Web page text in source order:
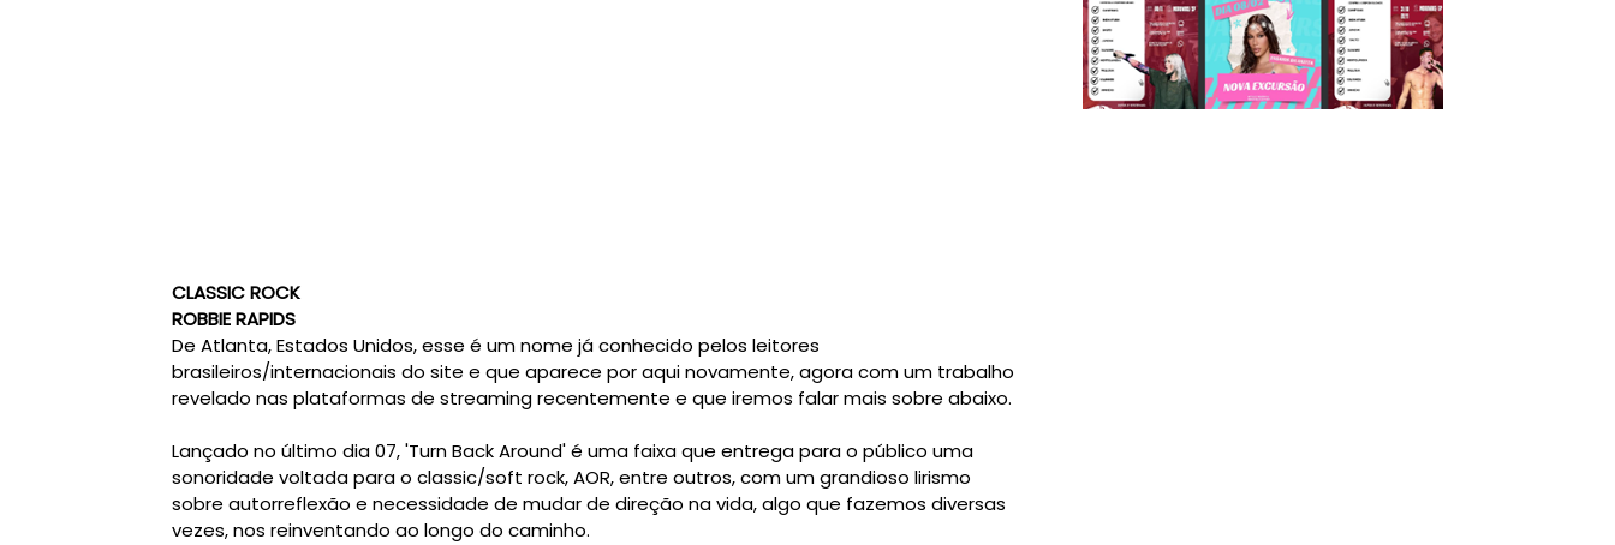
CLASSIC ROCK
ROBBIE RAPIDS
De Atlanta, Estados Unidos, esse é um nome já conhecido pelos leitores
brasileiros/internacionais do site e que aparece por aqui novamente, agora com um trabalho
revelado nas plataformas de streaming recentemente e que iremos falar mais sobre abaixo.
Lançado no último dia 07, 'Turn Back Around' é uma faixa que entrega para o público uma
sonoridade voltada para o classic/soft rock, AOR, entre outros, com um grandioso lirismo
sobre autorreflexão e necessidade de mudar de direção na vida, algo que fazemos diversas
vezes, nos reinventando ao longo do caminho.